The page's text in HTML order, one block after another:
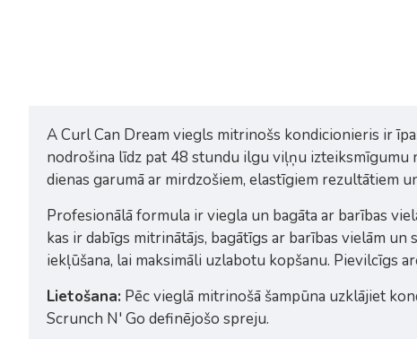
A Curl Can Dream viegls mitrinošs kondicionieris ir
nodrošina līdz pat 48 stundu ilgu viļņu izteiksmīgumu
dienas garumā ar mirdzošiem, elastīgiem rezultātiem
Profesionālā formula ir viegla un bagāta ar barības
kas ir dabīgs mitrinātājs, bagātīgs ar barības vielām
iekļūšana, lai maksimāli uzlabotu kopšanu. Pievilcīgs
Lietošana: Pēc vieglā mitrinošā šampūna uzklājiet
Scrunch N' Go definējošo spreju.